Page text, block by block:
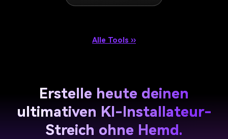
Alle Tools ››
Erstelle heute deinen
ultimativen KI-Installateur-
Streich ohne Hemd.